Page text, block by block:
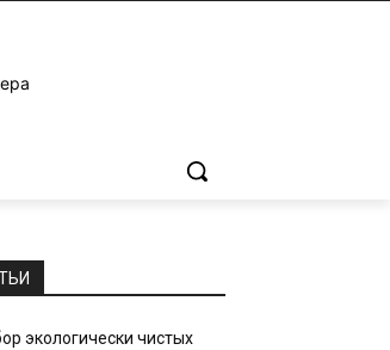
экологически чистых